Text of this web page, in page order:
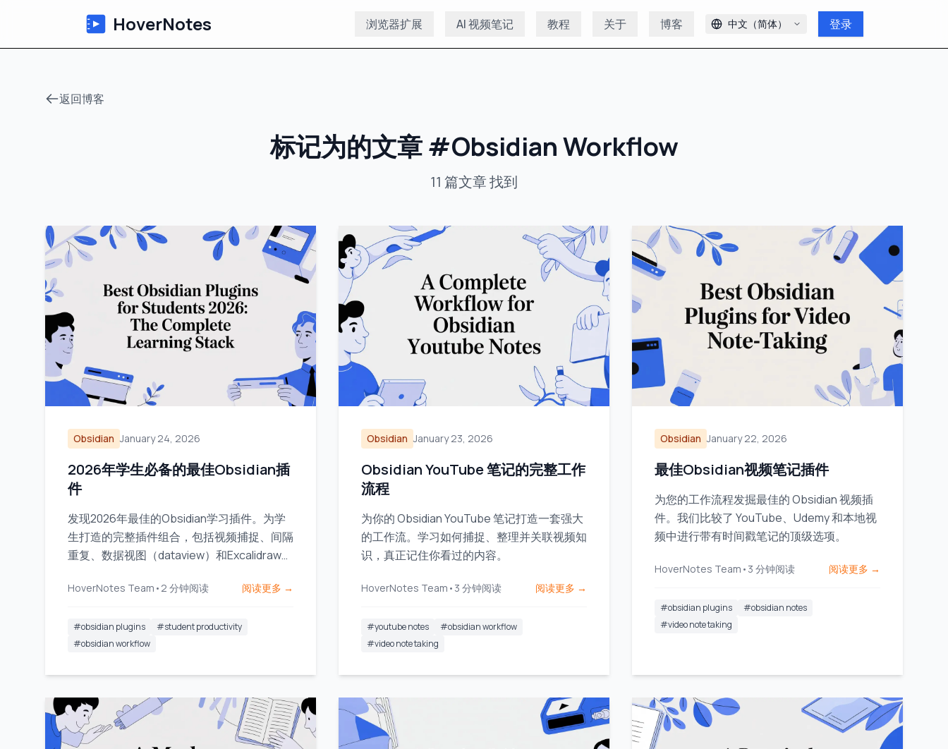
HoverNotes 浏览器扩展 AI 视频笔记 教程 关于 博客 中文（简体） 登录
返回博客
标记为的文章#Obsidian Workflow
11 篇文章找到
Obsidian January 24, 2026
2026年学生必备的最佳Obsidian插
件
发现2026年最佳的Obsidian学习插件。为学
生打造的完整插件组合，包括视频捕捉、间隔
重复、数据视图（dataview）和Excalidraw绘
HoverNotes Team • 2 分钟阅读 阅读更多 →
#obsidian plugins #student productivity
#obsidian workflow
Obsidian January 23, 2026
Obsidian YouTube 笔记的完整工作
流程
为你的 Obsidian YouTube 笔记打造一套强大
的工作流。学习如何捕捉、整理并关联视频知
识，真正记住你看过的内容。
HoverNotes Team • 3 分钟阅读 阅读更多 →
#youtube notes #obsidian workflow
#video note taking
Obsidian January 22, 2026
最佳Obsidian视频笔记插件
为您的工作流程发掘最佳的 Obsidian 视频插
件。我们比较了 YouTube、Udemy 和本地视
频中进行带有时间戳笔记的顶级选项。
HoverNotes Team • 3 分钟阅读 阅读更多 →
#obsidian plugins #obsidian notes
#video note taking